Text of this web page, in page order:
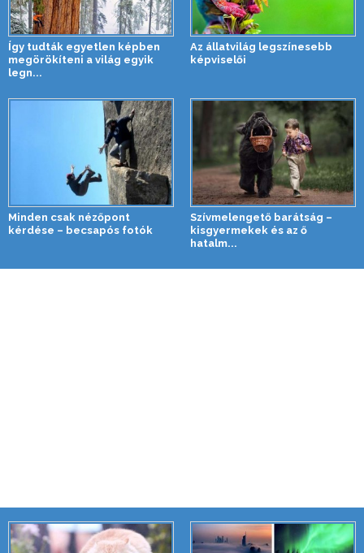
Így tudták egyetlen képben
megörökíteni a világ egyik
legn...
Az állatvilág legszínesebb
képviselői
Minden csak nézőpont
kérdése – becsapós fotók
Szívmelengető barátság –
kisgyermekek és az ő
hatalm...